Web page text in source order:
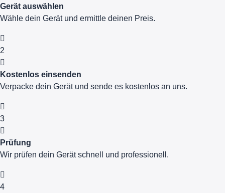
Gerät auswählen
Wähle dein Gerät und ermittle deinen Preis.
2
Kostenlos einsenden
Verpacke dein Gerät und sende es kostenlos an uns.
3
Prüfung
Wir prüfen dein Gerät schnell und professionell.
4